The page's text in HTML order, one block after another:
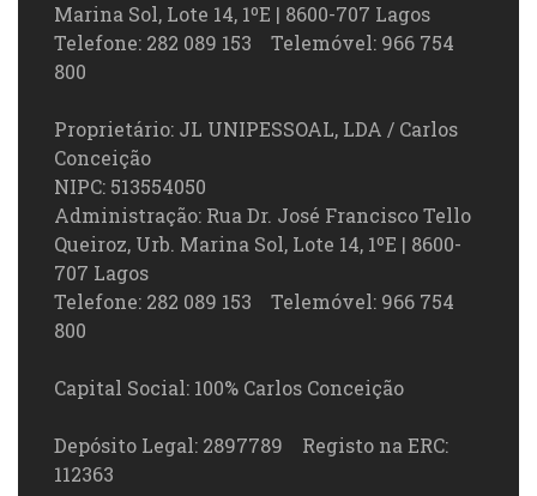
Marina Sol, Lote 14, 1ºE | 8600-707 Lagos
Telefone: 282 089 153 Telemóvel: 966 754
800
Proprietário: JL UNIPESSOAL, LDA / Carlos
Conceição
NIPC: 513554050
Administração: Rua Dr. José Francisco Tello
Queiroz, Urb. Marina Sol, Lote 14, 1ºE | 8600-
707 Lagos
Telefone: 282 089 153 Telemóvel: 966 754
800
Capital Social: 100% Carlos Conceição
Depósito Legal: 2897789 Registo na ERC:
112363